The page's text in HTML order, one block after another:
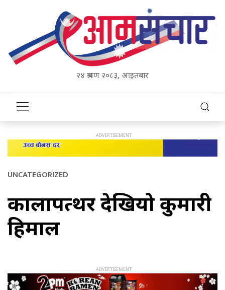
२४ श्रावण २०८३, आइतबार
UNCATEGORIZED
कालापत्थर देखियो कुमारी
हिमाल